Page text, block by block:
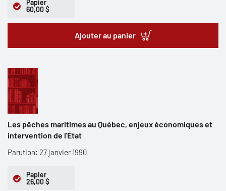
Papier
60,00 $
Ajouter au panier
Les pêches maritimes au Québec, enjeux économiques et
intervention de l'État
Parution: 27 janvier 1990
Papier
26,00 $